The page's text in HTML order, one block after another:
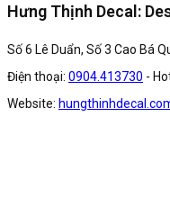
Hưng Thịnh Decal:
Số 6 Lê Duẩn, Số 3 Cao Bá
Điện thoại: 0904.413730 -
Website: